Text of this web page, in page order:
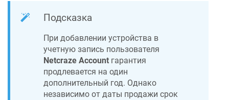
Подсказка
При добавлении устройства в
учетную запись пользователя
Netcraze Account гарантия
продлевается на один
дополнительный год. Однако
независимо от даты продажи срок